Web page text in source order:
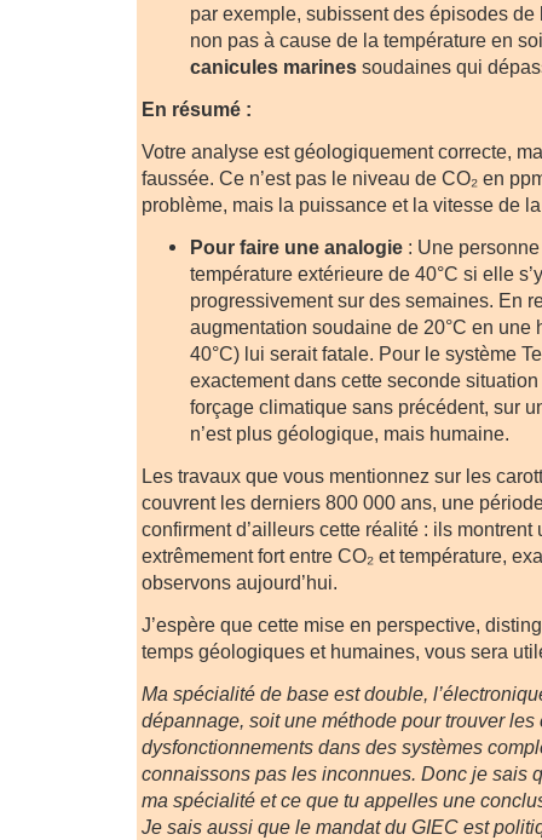
par exemple, subissent des épisodes
non pas à cause de la température en
canicules marines soudaines qui
En résumé :
Votre analyse est géologiquement correcte,
faussée. Ce n’est pas le niveau de CO₂ en
problème, mais la puissance et la vitesse de
Pour faire une analogie : Une
température extérieure de 40°C si elle
progressivement sur des semaines. En
augmentation soudaine de 20°C en une
40°C) lui serait fatale. Pour le système
exactement dans cette seconde
forçage climatique sans précédent, sur
n’est plus géologique, mais humaine.
Les travaux que vous mentionnez sur les
couvrent les derniers 800 000 ans, une
confirment d’ailleurs cette réalité : ils montrent
extrêmement fort entre CO₂ et température,
observons aujourd’hui.
J’espère que cette mise en perspective,
temps géologiques et humaines, vous sera
Ma spécialité de base est double,
dépannage, soit une méthode pour trouver les
dysfonctionnements dans des systèmes
connaissons pas les inconnues. Donc je sais
ma spécialité et ce que tu appelles une
Je sais aussi que le mandat du GIEC est